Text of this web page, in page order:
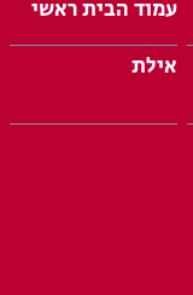
עמוד הבית ראשי
אילת